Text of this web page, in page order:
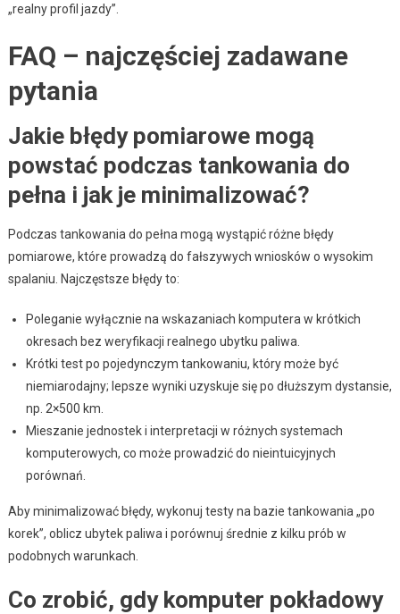
„realny profil jazdy”.
FAQ – najczęściej zadawane
pytania
Jakie błędy pomiarowe mogą
powstać podczas tankowania do
pełna i jak je minimalizować?
Podczas tankowania do pełna mogą wystąpić różne błędy
pomiarowe, które prowadzą do fałszywych wniosków o wysokim
spalaniu. Najczęstsze błędy to:
Poleganie wyłącznie na wskazaniach komputera w krótkich
okresach bez weryfikacji realnego ubytku paliwa.
Krótki test po pojedynczym tankowaniu, który może być
niemiarodajny; lepsze wyniki uzyskuje się po dłuższym dystansie,
np. 2×500 km.
Mieszanie jednostek i interpretacji w różnych systemach
komputerowych, co może prowadzić do nieintuicyjnych
porównań.
Aby minimalizować błędy, wykonuj testy na bazie tankowania „po
korek”, oblicz ubytek paliwa i porównuj średnie z kilku prób w
podobnych warunkach.
Co zrobić, gdy komputer pokładowy